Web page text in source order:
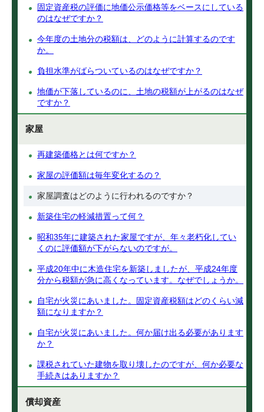
固定資産税の評価に地価公示価格等をベースにしている
のはなぜですか？
今年度の土地分の税額は、どのように計算するのです
か。
負担水準がばらついているのはなぜですか？
地価が下落しているのに、土地の税額が上がるのはなぜ
ですか？
家屋
再建築価格とは何ですか？
家屋の評価額は毎年変化するの？
家屋調査はどのように行われるのですか？
新築住宅の軽減措置って何？
昭和35年に建築された家屋ですが、年々老朽化してい
くのに評価額が下がらないのですが。
平成20年中に木造住宅を新築しましたが、平成24年度
分から税額が急に高くなっています。なぜでしょうか。
自宅が火災にあいました。固定資産税額はどのくらい減
額になりますか？
自宅が火災にあいました。何か届け出る必要があります
か？
課税されていた建物を取り壊したのですが、何か必要な
手続きはありますか？
償却資産